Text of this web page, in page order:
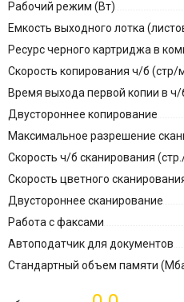
Рабочий режим (Вт)
Емкость выходного лотка
Ресурс черного картриджа в
Скорость копирования ч/б (стр/
Время выхода первой копии в ч/
Двустороннее копирование
Максимальное разрешение
Скорость ч/б сканирования
Скорость цветного
Двустороннее сканирование
Работа с факсами
Автоподатчик для документов
Стандартный объем памяти